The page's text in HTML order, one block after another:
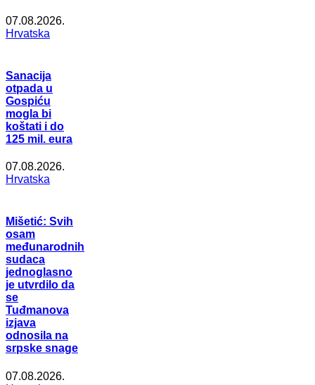
07.08.2026.
Hrvatska
Sanacija
otpada u
Gospiću
mogla bi
koštati i do
125 mil. eura
07.08.2026.
Hrvatska
Mišetić: Svih
osam
međunarodnih
sudaca
jednoglasno
je utvrdilo da
se
Tuđmanova
izjava
odnosila na
srpske snage
07.08.2026.